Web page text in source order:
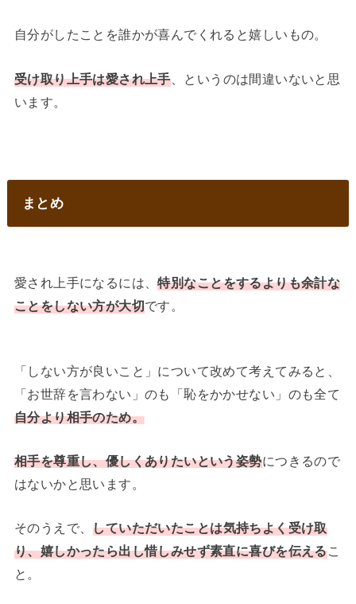
自分がしたことを誰かが喜んでくれると嬉しいもの。
受け取り上手は愛され上手、というのは間違いないと思
います。
まとめ
愛され上手になるには、特別なことをするよりも余計な
ことをしない方が大切です。
「しない方が良いこと」について改めて考えてみると、
「お世辞を言わない」のも「恥をかかせない」のも全て
自分より相手のため。
相手を尊重し、優しくありたいという姿勢につきるので
はないかと思います。
そのうえで、 していただいたことは気持ちよく受け取
り、嬉しかったら出し惜しみせず素直に喜びを伝えるこ
と。